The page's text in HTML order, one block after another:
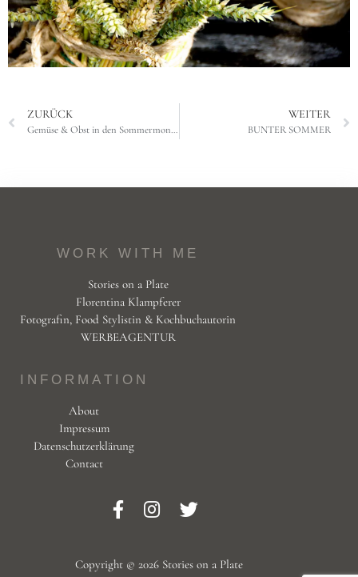
ZURÜCK
Gemüse & Obst in den Sommermonaten
WEITER
BUNTER SOMMER
WORK WITH ME
Stories on a Plate
Florentina Klampferer
Fotografin, Food Stylistin & Kochbuchautorin
WERBEAGENTUR
INFORMATION
About
Impressum
Datenschutzerklärung
Contact
Copyright © 2026 Stories on a Plate